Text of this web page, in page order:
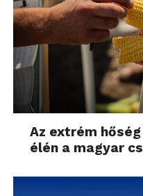
Az extrém
élén a magyar